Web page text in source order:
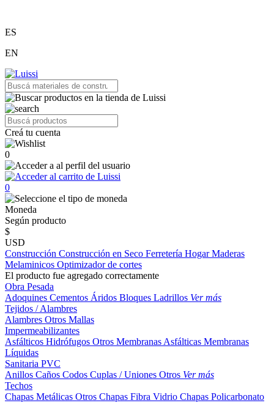
ES
EN
Creá tu cuenta
0
0
Moneda
Según producto
$
USD
Construcción Construcción en Seco Ferretería HogarMaderas
Melaminicos Optimizador de cortes
El producto fue agregado correctamente
Obra Pesada
Adoquines Cementos Áridos Bloques Ladrillos Ver más
Tejidos / Alambres
Alambres Otros Mallas
Impermeabilizantes
Asfálticos Hidrófugos Otros Membranas Asfálticas Membranas
Líquidas
Sanitaria PVC
Anillos Caños Codos Cuplas / Uniones Otros Ver más
Techos
Chapas Metálicas Otros Chapas Fibra Vidrio Chapas Policarbonato